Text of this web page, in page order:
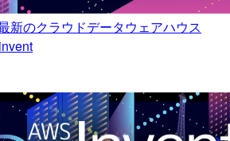
新のクラウドデータウェアハウス